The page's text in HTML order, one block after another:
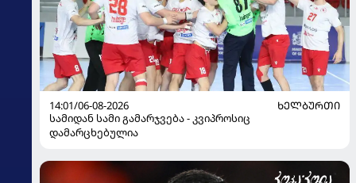
14:01/06-08-2026
ᲮᲔᲚᲑᲣᲠᲗᲘ
სამიდან სამი გამარჯვება - კვიპროსიც
დამარცხებულია